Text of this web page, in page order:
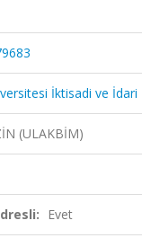
İktisadi ve
(ULAKBİM)
Evet